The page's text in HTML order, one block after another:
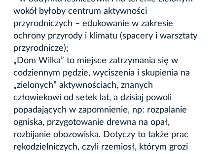
wokół byłoby centrum aktywności
przyrodniczych – edukowanie w zakresie
ochrony przyrody i klimatu (spacery i warsztaty
przyrodnicze);
„Dom Wilka” to miejsce zatrzymania się w
codziennym pędzie, wyciszenia i skupienia na
„zielonych” aktywnościach, znanych
człowiekowi od setek lat, a dzisiaj powoli
popadających w zapomnienie, np: rozpalanie
ogniska, przygotowanie drewna na opał,
rozbijanie obozowiska. Dotyczy to także prac
rękodzielniczych, czyli rzemiosł, którym grozi